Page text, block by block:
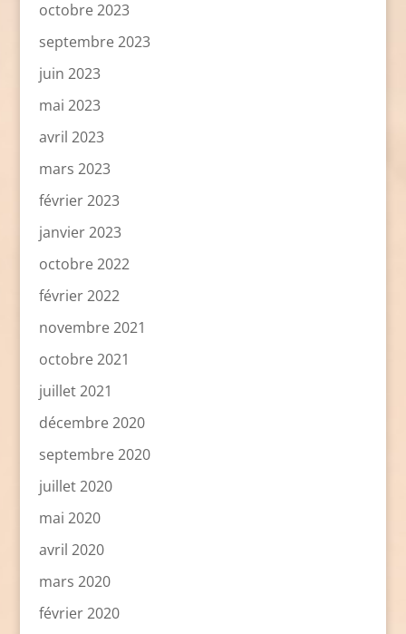
octobre 2023
septembre 2023
juin 2023
mai 2023
avril 2023
mars 2023
février 2023
janvier 2023
octobre 2022
février 2022
novembre 2021
octobre 2021
juillet 2021
décembre 2020
septembre 2020
juillet 2020
mai 2020
avril 2020
mars 2020
février 2020